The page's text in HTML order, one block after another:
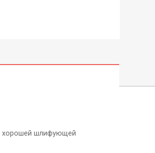
хорошей шлифующей